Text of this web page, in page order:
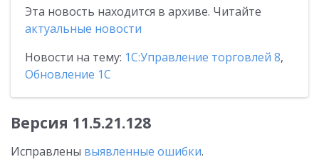
Эта новость находится в архиве. Читайте
актуальные новости
Новости на тему: 1С:Управление торговлей 8,
Обновление 1С
Версия 11.5.21.128
Исправлены выявленные ошибки.